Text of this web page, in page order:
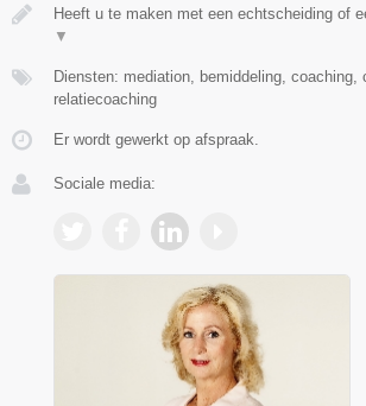
Heeft u te maken met een echtscheiding of
▼
Diensten: mediation, bemiddeling, coaching,
relatiecoaching
Er wordt gewerkt op afspraak.
Sociale media: